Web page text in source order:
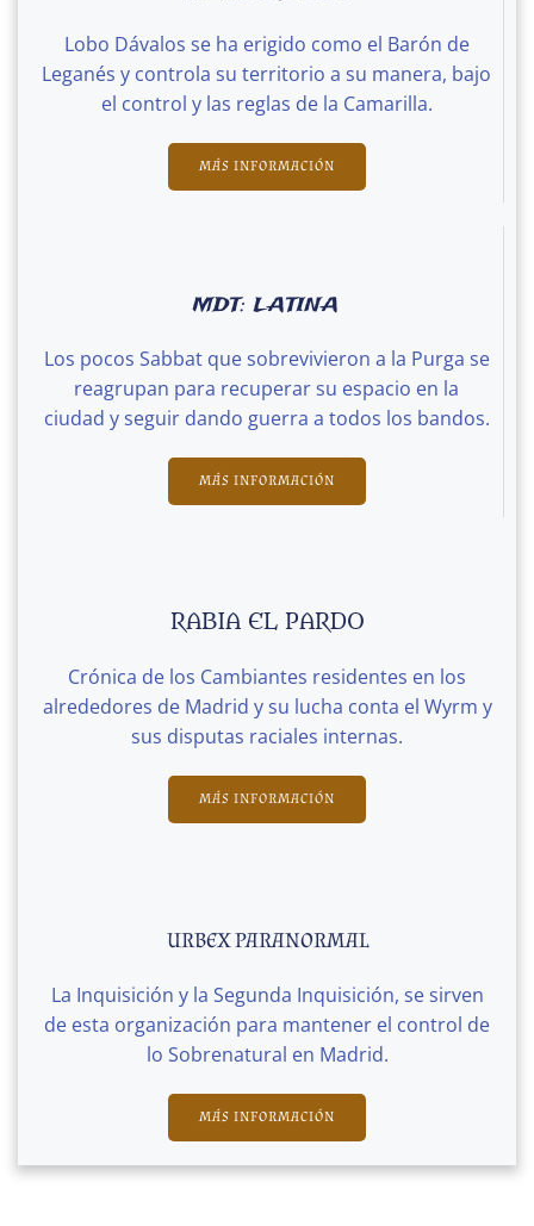
Lobo Dávalos se ha erigido como el Barón de
Leganés y controla su territorio a su manera, bajo
el control y las reglas de la Camarilla.
MÁS INFORMACIÓN
MDT: LATINA
Los pocos Sabbat que sobrevivieron a la Purga se
reagrupan para recuperar su espacio en la
ciudad y seguir dando guerra a todos los bandos.
MÁS INFORMACIÓN
RABIA EL PARDO
Crónica de los Cambiantes residentes en los
alrededores de Madrid y su lucha conta el Wyrm y
sus disputas raciales internas.
MÁS INFORMACIÓN
URBEX PARANORMAL
La Inquisición y la Segunda Inquisición, se sirven
de esta organización para mantener el control de
lo Sobrenatural en Madrid.
MÁS INFORMACIÓN